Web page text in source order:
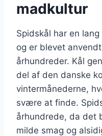
madkultur
Spidskål har en
og er blevet
århundreder. Kål
del af den danske
vintermånederne,
svære at finde.
århundrede, da det
milde smag og